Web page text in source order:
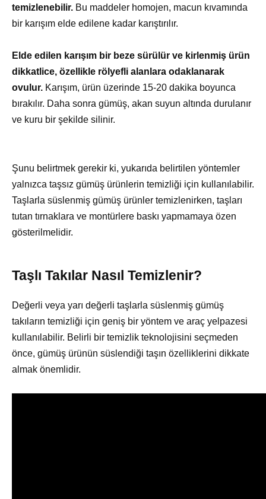
temizlenebilir. Bu maddeler homojen, macun kıvamında
bir karışım elde edilene kadar karıştırılır.
Elde edilen karışım bir beze sürülür ve kirlenmiş ürün
dikkatlice, özellikle rölyefli alanlara odaklanarak
ovulur. Karışım, ürün üzerinde 15-20 dakika boyunca
bırakılır. Daha sonra gümüş, akan suyun altında durulanır
ve kuru bir şekilde silinir.
Şunu belirtmek gerekir ki, yukarıda belirtilen yöntemler
yalnızca taşsız gümüş ürünlerin temizliği için kullanılabilir.
Taşlarla süslenmiş gümüş ürünler temizlenirken, taşları
tutan tırnaklara ve montürlere baskı yapmamaya özen
gösterilmelidir.
Taşlı Takılar Nasıl Temizlenir?
Değerli veya yarı değerli taşlarla süslenmiş gümüş
takıların temizliği için geniş bir yöntem ve araç yelpazesi
kullanılabilir. Belirli bir temizlik teknolojisini seçmeden
önce, gümüş ürünün süslendiği taşın özelliklerini dikkate
almak önemlidir.